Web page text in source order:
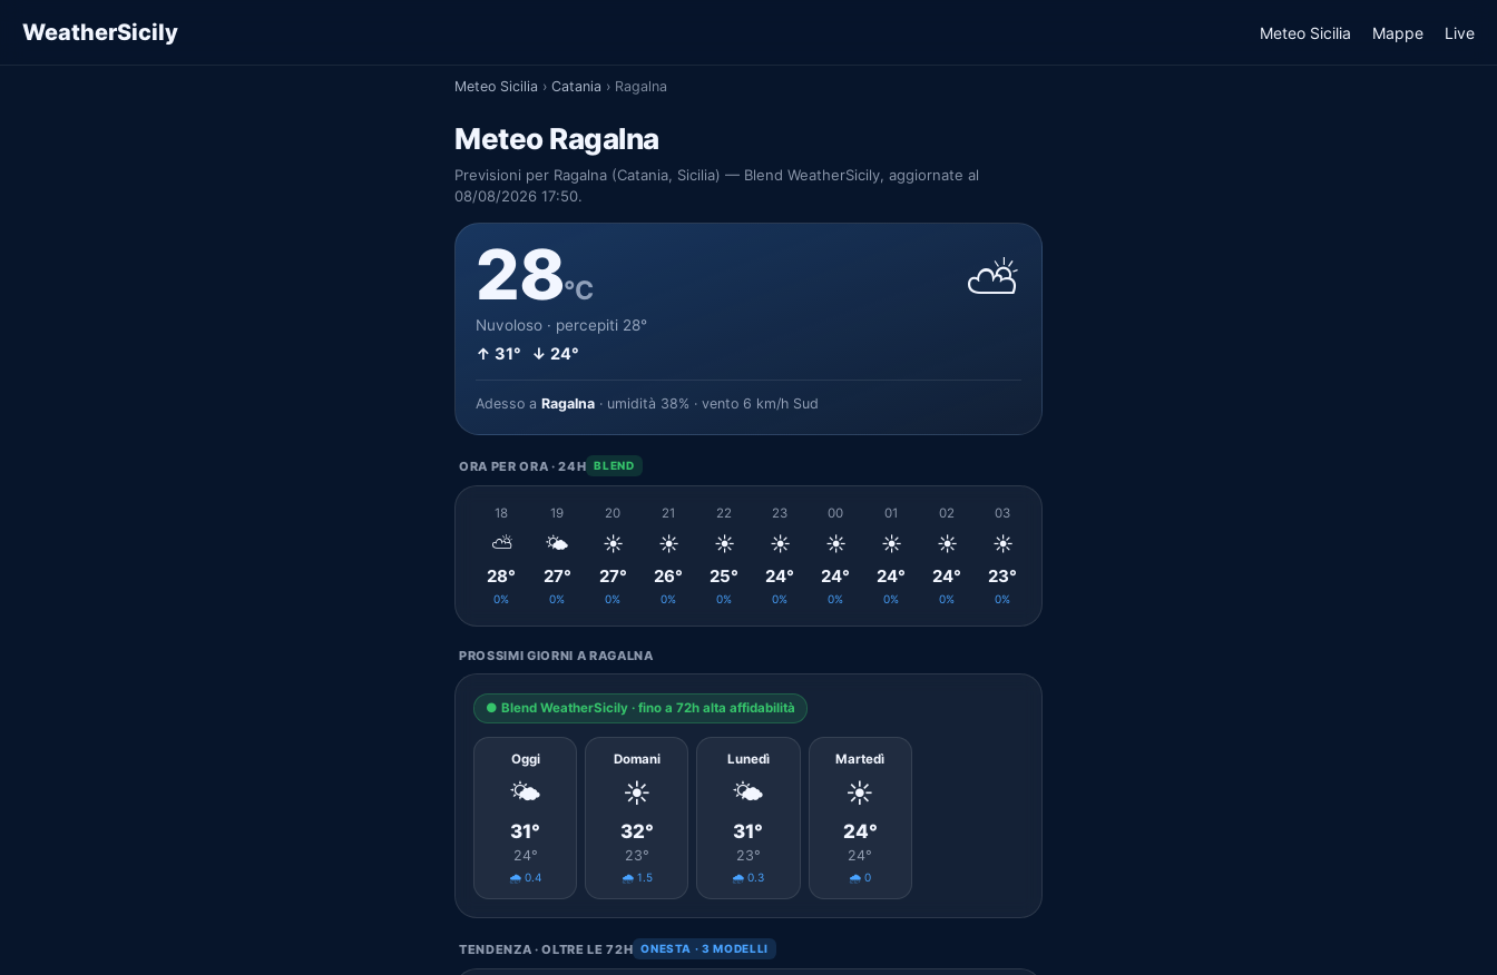
WeatherSicily Meteo Sicilia Mappe Live
Meteo Sicilia › Catania › Ragalna
Meteo Ragalna
Previsioni per Ragalna (Catania, Sicilia) — Blend WeatherSicily, aggiornate al
08/08/2026 17:50.
28°C
Nuvoloso · percepiti 28°
↑ 31° ↓ 24°
⛅
Adesso a Ragalna · umidità 38% · vento 6 km/h Sud
ORA PER ORA · 24H BLEND
18
⛅
28°
0%
19
🌤️
27°
0%
20
☀️
27°
0%
21
☀️
26°
0%
22
☀️
25°
0%
23
☀️
24°
0%
00
☀️
24°
0%
01
☀️
24°
0%
02
☀️
24°
0%
03
☀️
23°
0%
PROSSIMI GIORNI A RAGALNA
● Blend WeatherSicily · fino a 72h alta affidabilità
Oggi
🌤️
31°
24°
🌧️ 0.4
Domani
☀️
32°
23°
🌧️ 1.5
Lunedì
🌤️
31°
23°
🌧️ 0.3
Martedì
☀️
24°
24°
🌧️ 0
TENDENZA · OLTRE LE 72H ONESTA · 3 MODELLI